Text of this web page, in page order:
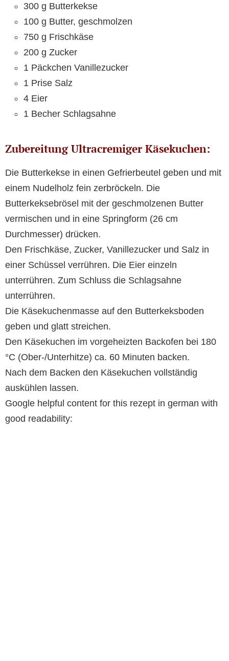
300 g Butterkekse
100 g Butter, geschmolzen
750 g Frischkäse
200 g Zucker
1 Päckchen Vanillezucker
1 Prise Salz
4 Eier
1 Becher Schlagsahne
Zubereitung Ultracremiger Käsekuchen:
Die Butterkekse in einen Gefrierbeutel geben und mit
einem Nudelholz fein zerbröckeln. Die
Butterkeksebrösel mit der geschmolzenen Butter
vermischen und in eine Springform (26 cm
Durchmesser) drücken.
Den Frischkäse, Zucker, Vanillezucker und Salz in
einer Schüssel verrühren. Die Eier einzeln
unterrühren. Zum Schluss die Schlagsahne
unterrühren.
Die Käsekuchenmasse auf den Butterkeksboden
geben und glatt streichen.
Den Käsekuchen im vorgeheizten Backofen bei 180
°C (Ober-/Unterhitze) ca. 60 Minuten backen.
Nach dem Backen den Käsekuchen vollständig
auskühlen lassen.
Google helpful content for this rezept in german with
good readability: